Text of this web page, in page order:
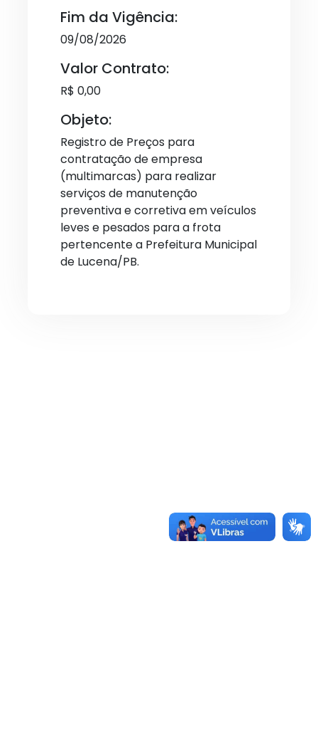
Fim da Vigência:
09/08/2026
Valor Contrato:
R$ 0,00
Objeto:
Registro de Preços para
contratação de empresa
(multimarcas) para realizar
serviços de manutenção
preventiva e corretiva em veículos
leves e pesados para a frota
pertencente a Prefeitura Municipal
de Lucena/PB.